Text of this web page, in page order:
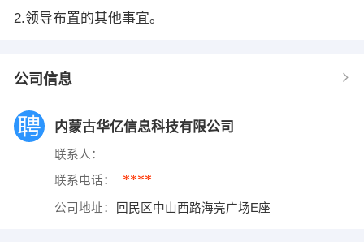
2.领导布置的其他事宜。
公司信息
内蒙古华亿信息科技有限公司
联系人：
联系电话： ****
公司地址： 回民区中山西路海亮广场E座